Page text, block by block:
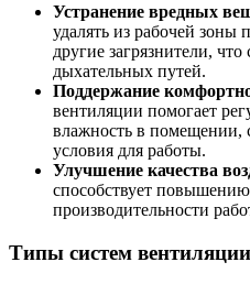
Устранение вредных
удалять из рабочей
другие загрязнители,
дыхательных путей.
Поддержание
вентиляции помогает
влажность в помещении,
условия для работы.
Улучшение качества
способствует
производительности
Типы систем вентиляции